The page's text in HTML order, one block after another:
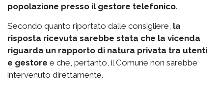
popolazione presso il gestore telefonico.
Secondo quanto riportato dalle consigliere, la
risposta ricevuta sarebbe stata che la vicenda
riguarda un rapporto di natura privata tra utenti
e gestore e che, pertanto, il Comune non sarebbe
intervenuto direttamente.